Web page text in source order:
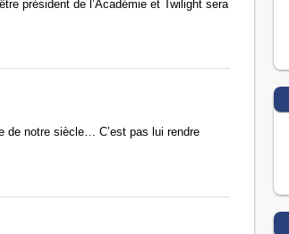
président de l’Académie et Twilight sera
de notre siècle… C’est pas lui rendre